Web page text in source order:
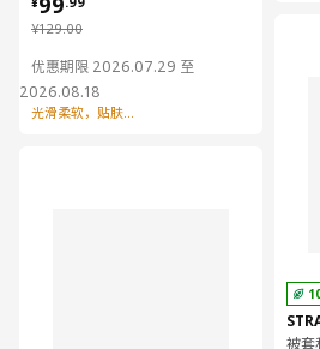
¥129.00
¥ 129.00
优惠期限 2026.07.29 至
2026.08.18
光滑柔软，贴肤吸湿